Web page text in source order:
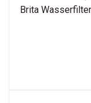
Brita